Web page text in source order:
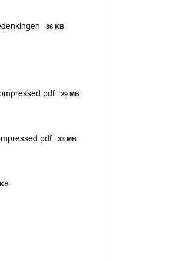
86 KB
29 MB
33 MB